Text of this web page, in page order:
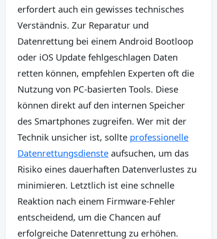
erfordert auch ein gewisses technisches
Verständnis. Zur Reparatur und
Datenrettung bei einem Android Bootloop
oder iOS Update fehlgeschlagen Daten
retten können, empfehlen Experten oft die
Nutzung von PC-basierten Tools. Diese
können direkt auf den internen Speicher
des Smartphones zugreifen. Wer mit der
Technik unsicher ist, sollte professionelle
Datenrettungsdienste aufsuchen, um das
Risiko eines dauerhaften Datenverlustes zu
minimieren. Letztlich ist eine schnelle
Reaktion nach einem Firmware-Fehler
entscheidend, um die Chancen auf
erfolgreiche Datenrettung zu erhöhen.